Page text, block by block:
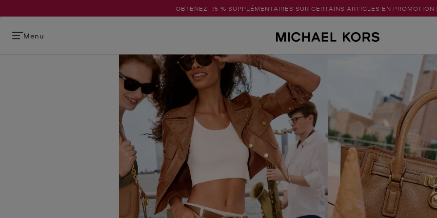
OBTENEZ -15 % SUPPLÉMENTAIRES SUR CERTAINS ARTICLES EN PROMOTION |
Menu